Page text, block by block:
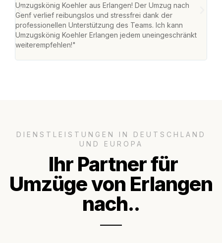
Umzugskönig Koehler aus Erlangen! Der Umzug nach
Genf verlief reibungslos und stressfrei dank der
professionellen Unterstützung des Teams. Ich kann
Umzugskönig Koehler Erlangen jedem uneingeschränkt
weiterempfehlen!"
DIENSTLEISTUNGEN IN DEUTSCHLAND
UND EUROPA
Ihr Partner für
Umzüge von Erlangen
nach..